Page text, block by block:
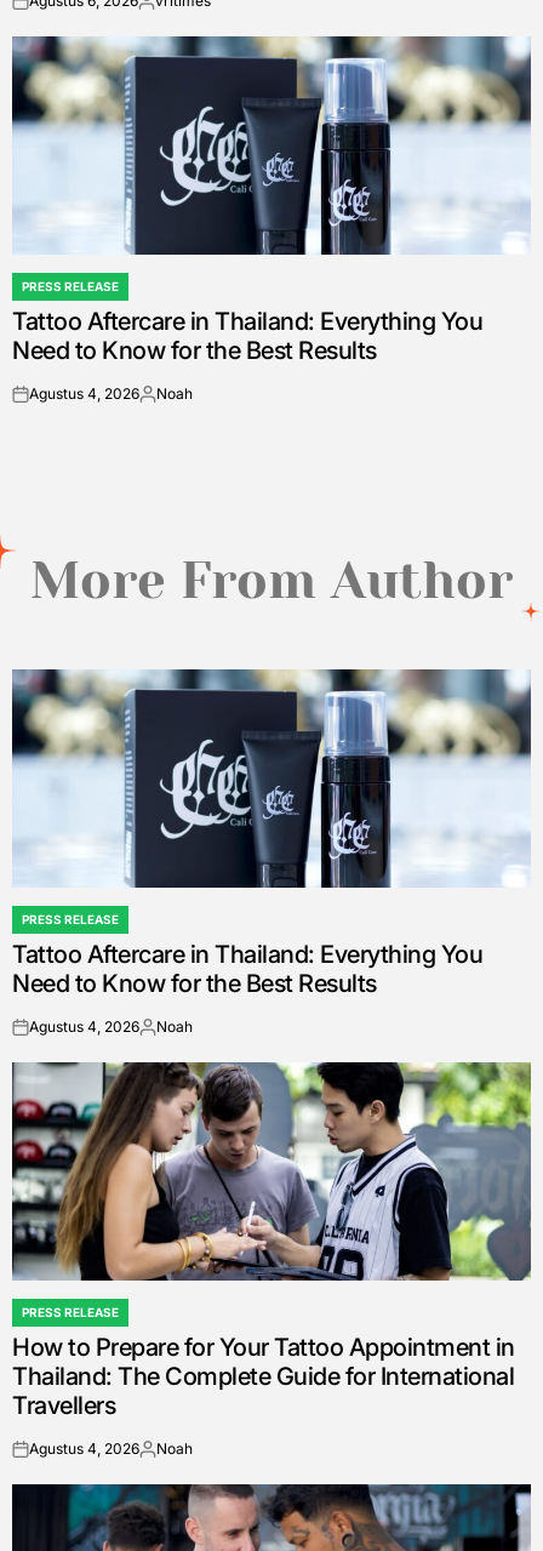
on
Posted
POSTED
IN
PRESS RELEASE
Tattoo Aftercare in Thailand: Everything You
Need to Know for the Best Results
onAgustus 4, 2026Posted
Noah
More From Author
POSTED
IN
PRESS RELEASE
Tattoo Aftercare in Thailand: Everything You
Need to Know for the Best Results
onAgustus 4, 2026Posted
Noah
POSTED
IN
PRESS RELEASE
How to Prepare for Your Tattoo Appointment in
Thailand: The Complete Guide for International
Travellers
onAgustus 4, 2026Posted
Noah